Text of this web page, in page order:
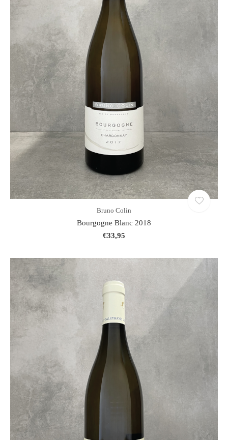
Bruno Colin
Bourgogne Blanc 2018
€33,95